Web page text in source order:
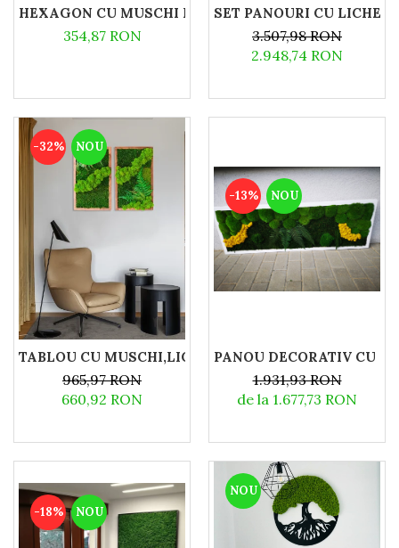
HEXAGON CU MUSCHI PLAT SI LICHENI 40X35 CM
354,87 RON
SET PANOURI CU
3.507,98 RON
2.948,74 RON
-32% NOU
TABLOU CU MUSCHI,LICHENI SI PLANTE
965,97 RON
660,92 RON
-13% NOU
PANOU DECORATIV CU
1.931,93 RON
de la 1.677,73 RON
-18% NOU
NOU